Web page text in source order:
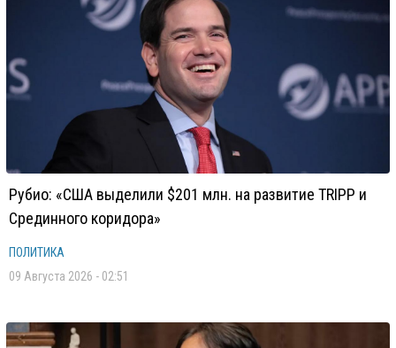
Рубио: «США выделили $201 млн. на развитие TRIPP и
Срединного коридора»
ПОЛИТИКА
09 Августа 2026 - 02:51